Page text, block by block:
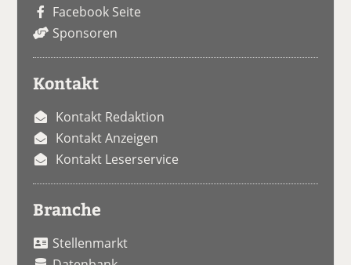
Facebook Seite
Sponsoren
Kontakt
Kontakt Redaktion
Kontakt Anzeigen
Kontakt Leserservice
Branche
Stellenmarkt